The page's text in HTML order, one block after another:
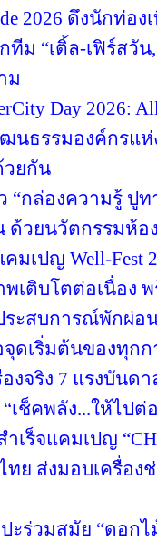
2026 ดึงนักท่อ
ทีม “เติ้ล-เฟิร์ส
ม
Day 2026:
นธรรมองค์กรแ
วยกัน
“กล่องความรู้ ปูท
ด้วยนวัตกรรมห้
เปญ Well-Fest
พเติบโตต่อเนื่อง
ะสบการณ์พักผ่อ
จุดเริ่มต้นของทุก
งจริง 7 แรงบันด
ช็คพลัง...ให้ไปต่
เร็จแคมเปญ
ทย ส่งมอบเครื่อ
ะร่วมสมัย “ดอก